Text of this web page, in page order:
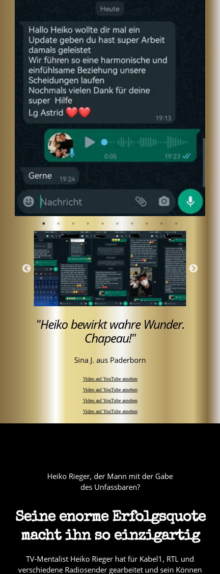
"Heiko bewirkt wahre Wunder.
Chapeau!"
Sina J. aus Paderborn
Video auf YouTube ansehen
Video auf YouTube ansehen
Video auf YouTube ansehen
Video auf YouTube ansehen
Heiko Rieger, der Mann mit der Gabe
des Unfassbaren?
Seine enorme Erfolgsquote
macht ihn so einzigartig
TV-Mentalist Heiko Rieger hat für Kabel1, RTL und
verschiedene Radiosender gearbeitet und sein Können